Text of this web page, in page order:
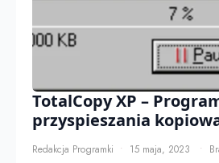
TotalCopy XP –
przyspieszania
Redakcja Programki 15 maja, 2023